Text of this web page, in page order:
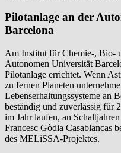
Pilotanlage an der
Barcelona
Am Institut für Chemie-, Bio-
Autonomen Universität
Pilotanlage errichtet. Wenn
zu fernen Planeten
Lebenserhaltungssysteme an
beständig und zuverlässig für
im Jahr laufen, an
Francesc Gòdia Casablancas
des MELiSSA-Projektes.